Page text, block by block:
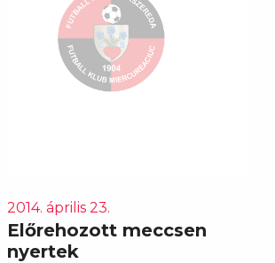
2014. április 23.
Előrehozott meccsen
nyertek